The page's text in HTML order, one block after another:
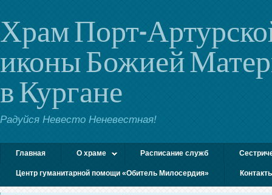
Храм Порт-
иконы Божией
в Кургане
Радуйся Невесто Неневестная!
Главная О храме Расписание служб
Центр гуманитарной помощи «Обитель Милосердия»